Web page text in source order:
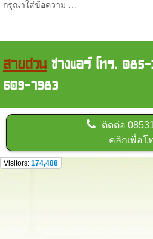
กรุณาใส่ข้อความ …
สายด่วนช่างแอร์ โทร.
609-7983
ติดต่อ
คลิกเพื่อโ
Visitors: 174,488